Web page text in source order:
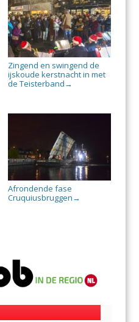
Zingend en swingend de
ijskoude kerstnacht in met
de Teisterband →
Afrondende fase
Cruquiusbruggen →